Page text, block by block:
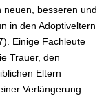
neuen, besseren und
in den Adoptiveltern
Einige Fachleute
Trauer, den
Eltern
Verlängerung